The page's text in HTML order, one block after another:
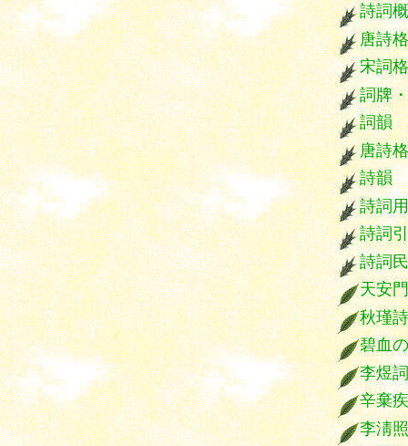
詩詞
唐詩
宋詞
詞牌
詞韻
唐詩
詩韻
詩詞
詩詞
詩詞
天安
秋瑾
碧血
李煜詞
辛棄
李淸